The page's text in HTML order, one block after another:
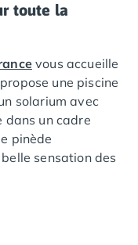
toute la
vous accueille
une piscine
solarium avec
dans un cadre
pinède
sensation des